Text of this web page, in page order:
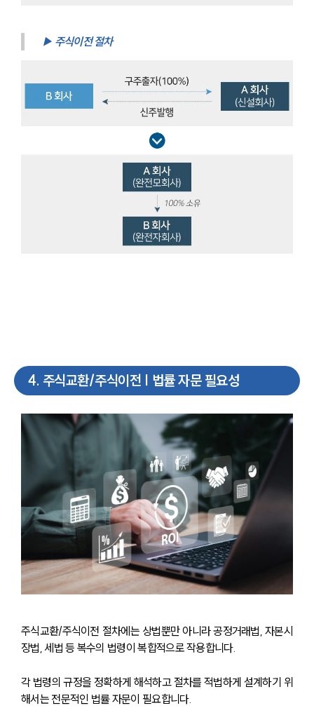
▶ 주식이전 절차
4. 주식교환/주식이전 | 법률 자문 필요성
주식교환/주식이전 절차에는 상법뿐만 아니라 공정거래법, 자본시
장법, 세법 등 복수의 법령이 복합적으로 작용합니다.
각 법령의 규정을 정확하게 해석하고 절차를 적법하게 설계하기 위
해서는 전문적인 법률 자문이 필요합니다.